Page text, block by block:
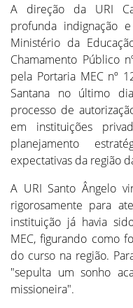
A direção da URI
profunda indignação
Ministério da
Chamamento Público
pela Portaria MEC nº
Santana no último
processo de
em instituições
planejamento
expectativas da região
A URI Santo Ângelo
rigorosamente para
instituição já havia
MEC, figurando como
do curso na região.
"sepulta um sonho
missioneira".